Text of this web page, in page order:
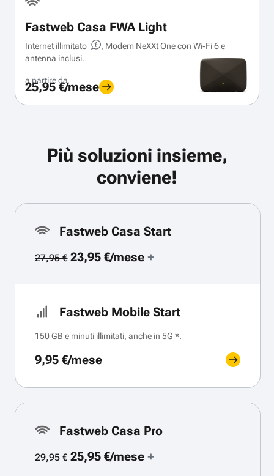
Fastweb Casa FWA Light
Internet illimitato
, Modem NeXXt One con Wi‑Fi 6 e
antenna inclusi.
a partire da
25,95 €/mese
Più soluzioni insieme,
conviene!
Fastweb Casa Start
27,95 €23,95 €/mese+
Fastweb Mobile Start
150 GB e minuti illimitati, anche in 5G *.
9,95 €/mese
Fastweb Casa Pro
29,95 €25,95 €/mese+